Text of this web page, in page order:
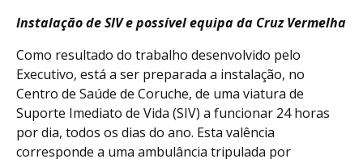
Instalação de SIV e possível equipa da Cruz Vermelha
Como resultado do trabalho desenvolvido pelo
Executivo, está a ser preparada a instalação, no
Centro de Saúde de Coruche, de uma viatura de
Suporte Imediato de Vida (SIV) a funcionar 24 horas
por dia, todos os dias do ano. Esta valência
corresponde a uma ambulância tripulada por